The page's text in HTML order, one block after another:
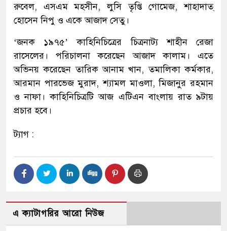
রুবেল, এসএম মহসীন, লুসি তৃপ্তি গোমেজ, শাহাদাত্
হোসেন নিপু ও একে আজাদ সেতু।
‘জনক ১৯৭৫’ কাহিনিচিত্রের চিত্রনাট্য শাহীন রেজা
রাসেলের। পরিচালনা করেছেন আজাদ কালাম। এতে
অভিনয় করেছেন তারিক আনাম খান, তমালিকা কর্মকার,
আরমান পারভেজ মুরাদ, শ্যামল মাওলা, মিজানুর রহমান
ও নাফা। কাহিনিচিত্রটি আজ এটিএন বাংলায় রাত ৯টায়
প্রচার হবে।
ট্যাগ :
এ ক্যাটাগরির আরো নিউজ